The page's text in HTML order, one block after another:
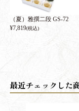
（夏）雅撰二段 GS-72
¥7,819(税込)